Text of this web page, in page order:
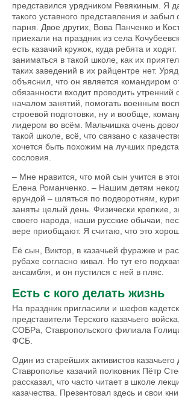
представился урядником Ревякиным. Я
такого уставного представления и забыл
парня. Двое других, Вова Панченко и
приехали на праздник из села
есть казачий кружок, куда ребята и
заниматься в такой школе, как их
таких заведений в их райцентре нет.
объяснил, что он является командиром
обязанности входит проводить утренний
началом занятий, помогать военным
строевой подготовки, ну и вообще,
лидером во всём. Мальчишка очень
такой школе, всё, что связано с
хочется быть похожим на лучших
сословия.
– Мне нравится, что мой сын учится в
Елена Романченко. – Нашим детям
ерундой – шляться по подворотням,
заняты целый день. Физически крепкие,
своего народа, наши русские обычаи,
вере приобщают. Я считаю, что это
Её сын, Виктор, в казачьей фуражке и
рубахе согласно кивал. Но тут его
ансамбля, и он пустился с ней в пляс.
Есть с кого делать жизнь
На праздник пригласили и шефов
представители Терского казачьего
СОБРа, Ставропольского филиала
ФСБ.
Один из старейших активистов
Ставрополье казачий полковник Пётр
рассказал, что часто читает в школе
казачества. Презентовал здесь и свои